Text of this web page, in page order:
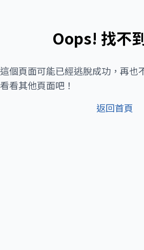
Oops! 找不
這個頁面可能已經逃脫成功，再也
看看其他頁面吧！
返回首頁